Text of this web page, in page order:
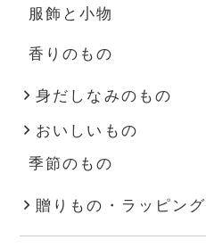
箸・カトラリー
盆・トレー
その他
ふきん・タオル
その他
照明
家具
花器
インテリア雑貨
その他
日用雑貨の一覧
掃除道具
布もの・タオル
ハンドソープ・石鹸
スキンケア
文房具
服飾と小物
服飾と小物の一覧
洋服
バッグ・帽子
アクセサリー
靴下
香りのもの
香りのものの一覧
アロマ用品
キャンドル
身だしなみのもの
おいしいもの
季節のもの
季節のものの一覧
秋・冬
贈りもの・ラッピング